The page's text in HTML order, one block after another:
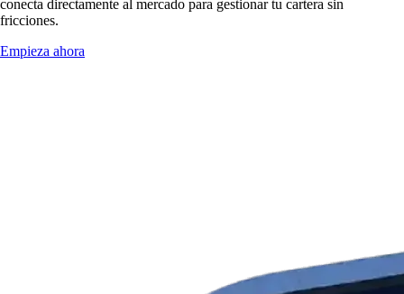
conecta directamente al mercado para gestionar tu cartera sin
fricciones.
Empieza ahora